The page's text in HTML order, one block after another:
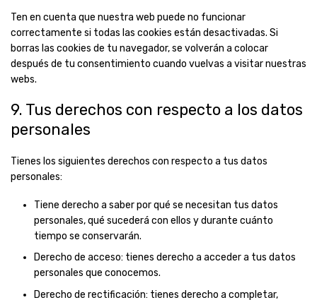
Ten en cuenta que nuestra web puede no funcionar
correctamente si todas las cookies están desactivadas. Si
borras las cookies de tu navegador, se volverán a colocar
después de tu consentimiento cuando vuelvas a visitar nuestras
webs.
9. Tus derechos con respecto a los datos
personales
Tienes los siguientes derechos con respecto a tus datos
personales:
Tiene derecho a saber por qué se necesitan tus datos
personales, qué sucederá con ellos y durante cuánto
tiempo se conservarán.
Derecho de acceso: tienes derecho a acceder a tus datos
personales que conocemos.
Derecho de rectificación: tienes derecho a completar,